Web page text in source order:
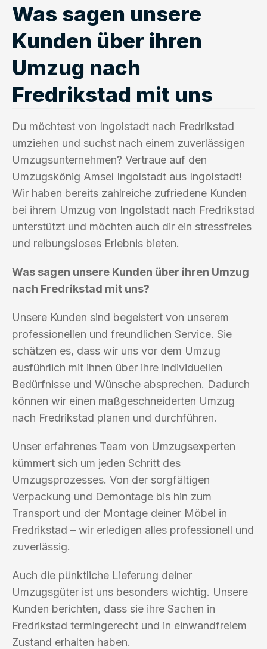
Was sagen unsere
Kunden über ihren
Umzug nach
Fredrikstad mit uns
Du möchtest von Ingolstadt nach Fredrikstad
umziehen und suchst nach einem zuverlässigen
Umzugsunternehmen? Vertraue auf den
Umzugskönig Amsel Ingolstadt aus Ingolstadt!
Wir haben bereits zahlreiche zufriedene Kunden
bei ihrem Umzug von Ingolstadt nach Fredrikstad
unterstützt und möchten auch dir ein stressfreies
und reibungsloses Erlebnis bieten.
Was sagen unsere Kunden über ihren Umzug
nach Fredrikstad mit uns?
Unsere Kunden sind begeistert von unserem
professionellen und freundlichen Service. Sie
schätzen es, dass wir uns vor dem Umzug
ausführlich mit ihnen über ihre individuellen
Bedürfnisse und Wünsche absprechen. Dadurch
können wir einen maßgeschneiderten Umzug
nach Fredrikstad planen und durchführen.
Unser erfahrenes Team von Umzugsexperten
kümmert sich um jeden Schritt des
Umzugsprozesses. Von der sorgfältigen
Verpackung und Demontage bis hin zum
Transport und der Montage deiner Möbel in
Fredrikstad – wir erledigen alles professionell und
zuverlässig.
Auch die pünktliche Lieferung deiner
Umzugsgüter ist uns besonders wichtig. Unsere
Kunden berichten, dass sie ihre Sachen in
Fredrikstad termingerecht und in einwandfreiem
Zustand erhalten haben.